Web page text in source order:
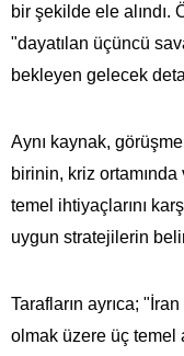
bir şekilde ele
"dayatılan üçüncü
bekleyen gelecek
Aynı kaynak,
birinin, kriz ortamında
temel ihtiyaçlarını
uygun stratejilerin
Tarafların ayrıca;
olmak üzere üç temel